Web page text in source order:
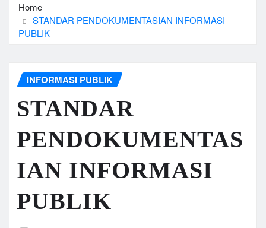
Home
STANDAR PENDOKUMENTASIAN INFORMASI
PUBLIK
INFORMASI PUBLIK
STANDAR
PENDOKUMENTAS
IAN INFORMASI
PUBLIK